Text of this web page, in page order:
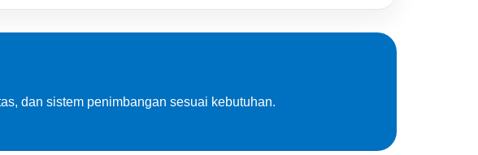
dan sistem penimbangan sesuai kebutuhan.